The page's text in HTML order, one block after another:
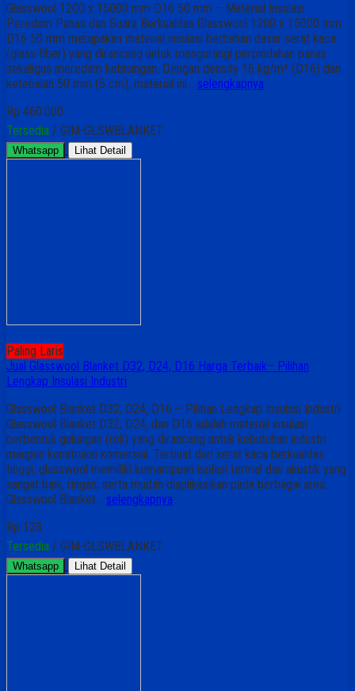
Glasswool 1200 x 15000 mm D16 50 mm – Material Insulasi
Peredam Panas dan Suara Berkualitas Glasswool 1200 x 15000 mm
D16 50 mm merupakan material insulasi berbahan dasar serat kaca
(glass fiber) yang dirancang untuk mengurangi perpindahan panas
sekaligus meredam kebisingan. Dengan density 16 kg/m³ (D16) dan
ketebalan 50 mm (5 cm), material ini… selengkapnya
Rp 460.000
Tersedia / GIM-GLSWBLANKET
Whatsapp Lihat Detail
Paling Laris
Jual Glasswool Blanket D32, D24, D16 Harga Terbaik– Pilihan
Lengkap Insulasi Industri
Glasswool Blanket D32, D24, D16 – Pilihan Lengkap Insulasi Industri
Glasswool Blanket D32, D24, dan D16 adalah material insulasi
berbentuk gulungan (roll) yang dirancang untuk kebutuhan industri
maupun konstruksi komersial. Terbuat dari serat kaca berkualitas
tinggi, glasswool memiliki kemampuan isolasi termal dan akustik yang
sangat baik, ringan, serta mudah diaplikasikan pada berbagai area.
Glasswool Blanket… selengkapnya
Rp 123
Tersedia / GIM-GLSWBLANKET
Whatsapp Lihat Detail